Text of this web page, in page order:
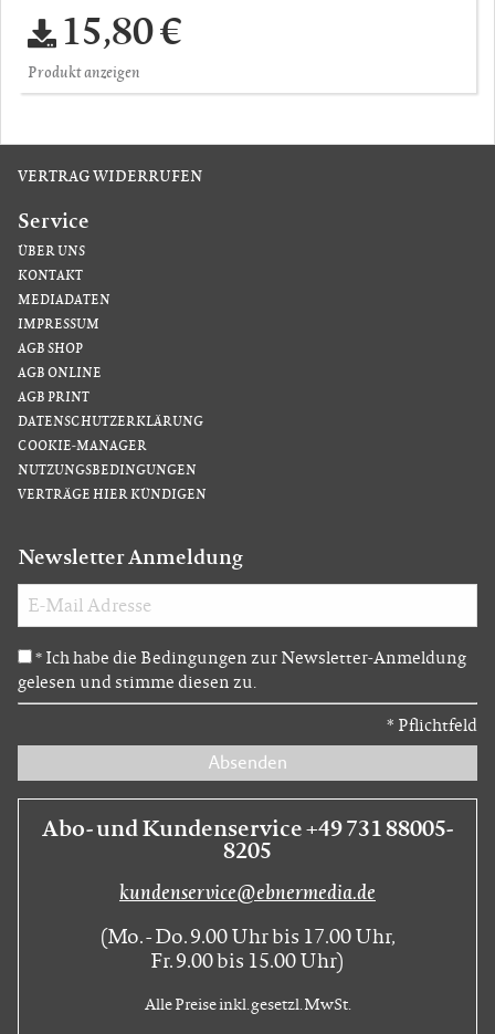
15,80 €
Produkt anzeigen
VERTRAG WIDERRUFEN
Service
ÜBER UNS
KONTAKT
MEDIADATEN
IMPRESSUM
AGB SHOP
AGB ONLINE
AGB PRINT
DATENSCHUTZERKLÄRUNG
COOKIE-MANAGER
NUTZUNGSBEDINGUNGEN
VERTRÄGE HIER KÜNDIGEN
Newsletter Anmeldung
* Ich habe die Bedingungen zur Newsletter-Anmeldung
gelesen und stimme diesen zu.
* Pflichtfeld
Absenden
Abo- und Kundenservice +49 731 88005-
8205
kundenservice@ebnermedia.de
(Mo. - Do. 9.00 Uhr bis 17.00 Uhr,
Fr. 9.00 bis 15.00 Uhr)
Alle Preise inkl. gesetzl. MwSt.